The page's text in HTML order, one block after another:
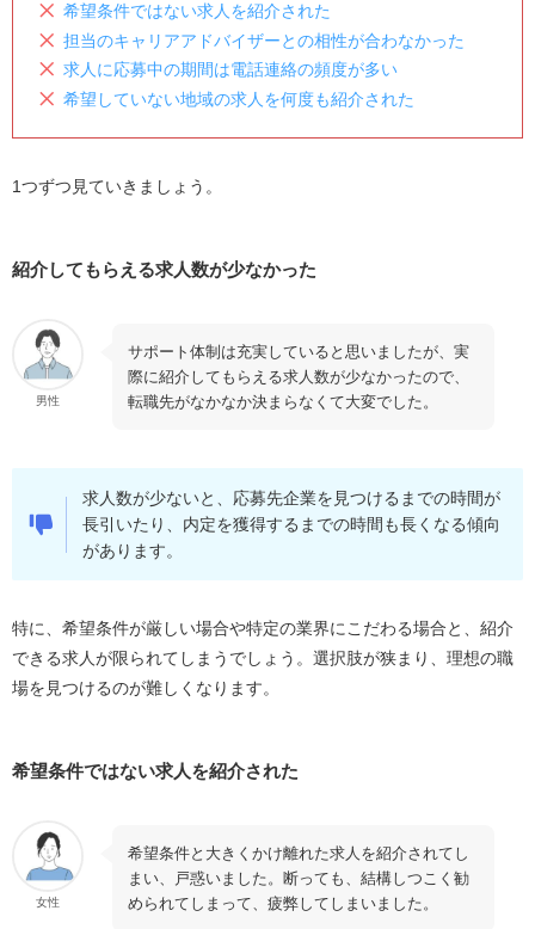
初めての業界にチャレンジする機会を与えてもらえ
た
LINEでのやり取りで快適にサービスを利用できた
学歴や職歴に関係なく応募できる求人が豊富
た
ゼロタレとは？基本情報や運営会社について
ゼロタレの利用がおすすめの人
既卒や高卒など学歴・職歴に自信がない人
転職未経験の若い年代の人
ゼロタレと他の転職サービスの比較
ゼロタレを利用して転職する流れ
応募企業に対する推薦サポートを受ける
職務経歴書の書き方や会社の見極め方の講座を受け
る
ゼロタレと併用したい転職サービス
マイナビジョブ20's
就職カレッジ（JAIC）
希望条件ではない求人を紹介された
担当のキャリアアドバイザーとの相性が合わなかった
求人に応募中の期間は電話連絡の頻度が多い
希望していない地域の求人を何度も紹介された
1つずつ見ていきましょう。
紹介してもらえる求人数が少なかった
男性
サポート体制は充実していると思いましたが、実
際に紹介してもらえる求人数が少なかったので、
転職先がなかなか決まらなくて大変でした。
求人数が少ないと、応募先企業を見つけるまでの時間が
長引いたり、内定を獲得するまでの時間も長くなる傾向
があります。
特に、希望条件が厳しい場合や特定の業界にこだわる場合と、紹介
できる求人が限られてしまうでしょう。選択肢が狭まり、理想の職
場を見つけるのが難しくなります。
希望条件ではない求人を紹介された
女性
希望条件と大きくかけ離れた求人を紹介されてし
まい、戸惑いました。断っても、結構しつこく勧
められてしまって、疲弊してしまいました。